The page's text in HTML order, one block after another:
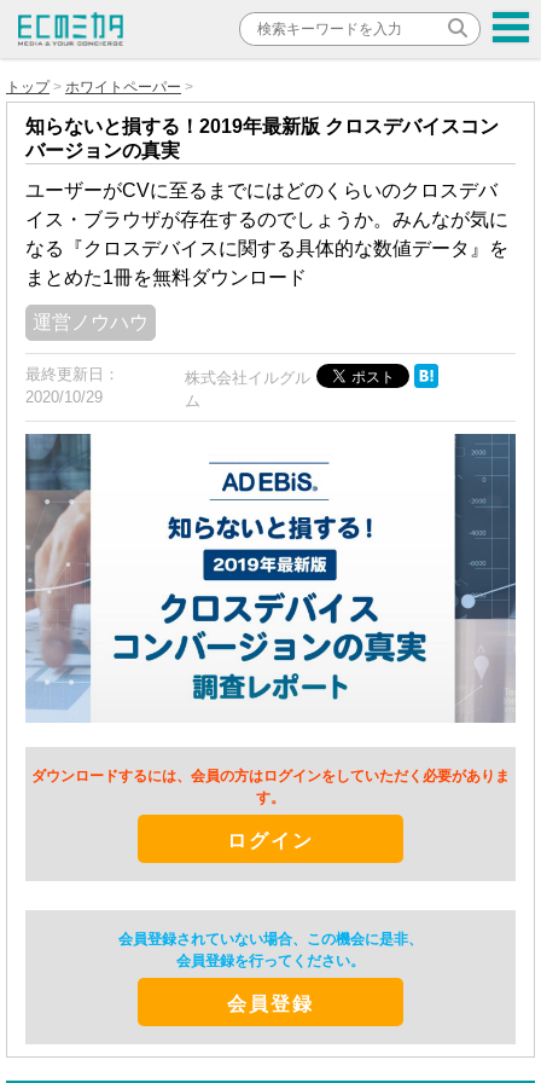
トップ ホワイトペーパー
知らないと損する！2019年最新版 クロスデバイスコン
バージョンの真実
ユーザーがCVに至るまでにはどのくらいのクロスデバ
イス・ブラウザが存在するのでしょうか。みんなが気に
なる『クロスデバイスに関する具体的な数値データ』を
まとめた1冊を無料ダウンロード
運営ノウハウ
最終更新日：
2020/10/29
株式会社イルグル
ム
ダウンロードするには、会員の方はログインをしていただく必要がありま
す。
ログイン
会員登録されていない場合、この機会に是非、
会員登録を行ってください。
会員登録